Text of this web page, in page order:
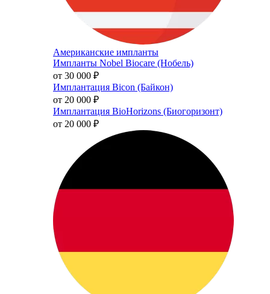
Американские импланты
Импланты Nobel Biocare (Нобель)
от 30 000 ₽
Имплантация Bicon (Байкон)
от 20 000 ₽
Имплантация BioHorizons (Биогоризонт)
от 20 000 ₽